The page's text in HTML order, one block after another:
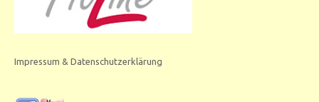
Impressum & Datenschutzerklärung